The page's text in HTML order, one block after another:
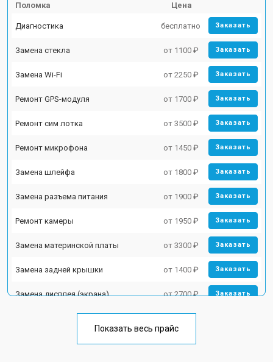
Поломка Цена
Диагностика бесплатно Заказать
Замена стекла от 1100 ₽ Заказать
Замена Wi-Fi от 2250 ₽ Заказать
Ремонт GPS-модуля от 1700 ₽ Заказать
Ремонт сим лотка от 3500 ₽ Заказать
Ремонт микрофона от 1450 ₽ Заказать
Замена шлейфа от 1800 ₽ Заказать
Замена разъема питания от 1900 ₽ Заказать
Ремонт камеры от 1950 ₽ Заказать
Замена материнской платы от 3300 ₽ Заказать
Замена задней крышки от 1400 ₽ Заказать
Замена дисплея (экрана) от 2700 ₽ Заказать
Замена кнопки включения от 1750 ₽
Показать весь прайс